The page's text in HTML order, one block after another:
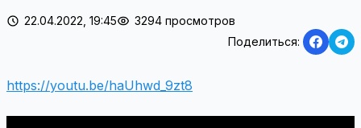
22.04.2022, 19:45
3294 просмотров
Поделиться:
https://youtu.be/haUhwd_9zt8